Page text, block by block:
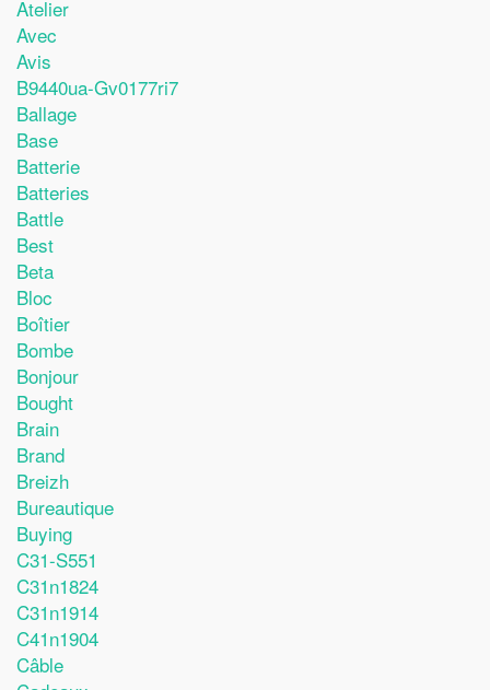
Atelier
Avec
Avis
B9440ua-Gv0177ri7
Ballage
Base
Batterie
Batteries
Battle
Best
Beta
Bloc
Boîtier
Bombe
Bonjour
Bought
Brain
Brand
Breizh
Bureautique
Buying
C31-S551
C31n1824
C31n1914
C41n1904
Câble